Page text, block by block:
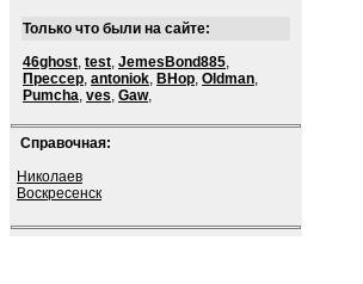
Только что были на сайте:
46ghost, test, JemesBond885,
Прессер, antoniok, BHop, Oldman,
Pumcha, ves, Gaw,
Справочная:
Николаев
Воскресенск